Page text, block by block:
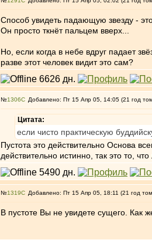
Способ увидеть падающую звезду -
Он просто ткнёт пальцем вверх...
Но, если когда в небе вдруг падает
разве этот человек видит это сам?
№1306 Добавлено: Пт 15 Апр 05, 14:05 (21 год
Цитата:
если чисто практическую
Пустота это действительно Основа
действительно истинно, так это то,
№1319 Добавлено: Пт 15 Апр 05, 18:11 (21 год
В пустоте Вы не увидете сущего. Как